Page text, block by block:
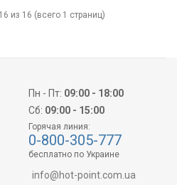
из 16 (всего 1 страниц)
Пн - Пт: 09:00 - 18:00
Сб: 09:00 - 15:00
Горячая линия:
0-800-305-777
бесплатно по Украине
info@hot-point.com.ua